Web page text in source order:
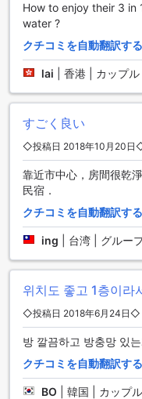
エデンセンターホーム
エデンセンターホーム
さまざまな客室設備を
早くスタイリングでき
朝の準備をスムーズに
クスしたい時には、テ
の番組を楽しむことが
す。
さらに、コーヒーやお
や、冷たい飲み物を保
で、いつでもリフレッ
いるため、心地よい滞
ームの客室は、居心地
あなたの旅をより特別
エデンセンター・ホー
なダイニング体験を提
キーピングサービスに
リアで楽しむことがで
は、地元の新鮮な食材
おり、ハンガリーの伝
How to enjoy their 3 in
water ?
クチコミを自動翻訳する
lai 香港 | カップル
すごく良い
◇投稿日 2018年10月20日
靠近市中心，房間很乾
民宿．
クチコミを自動翻訳する
ing 台湾 | グルー
위치도 좋고 1층이라
◇投稿日 2018年6月24日◇
방 깔끔하고 방충망 있
クチコミを自動翻訳する
BO 韓国 | カップル